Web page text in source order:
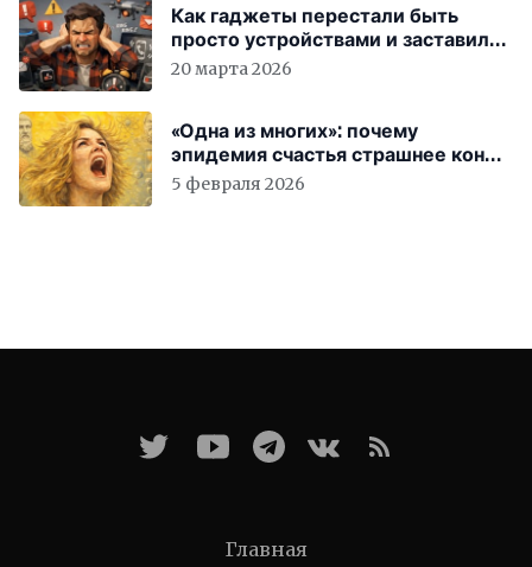
Как гаджеты перестали быть
просто устройствами и заставили
вас бесплатно работать
20 марта 2026
«Одна из многих»: почему
эпидемия счастья страшнее конца
света
5 февраля 2026
Главная